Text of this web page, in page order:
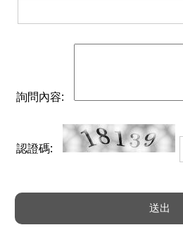
詢問內容:
認證碼: